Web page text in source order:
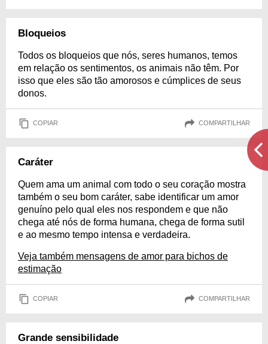
Bloqueios
Todos os bloqueios que nós, seres humanos, temos
em relação os sentimentos, os animais não têm. Por
isso que eles são tão amorosos e cúmplices de seus
donos.
COPIAR COMPARTILHAR
Caráter
Quem ama um animal com todo o seu coração mostra
também o seu bom caráter, sabe identificar um amor
genuíno pelo qual eles nos respondem e que não
chega até nós de forma humana, chega de forma sutil
e ao mesmo tempo intensa e verdadeira.
Veja também mensagens de amor para bichos de
estimação
COPIAR COMPARTILHAR
Grande sensibilidade